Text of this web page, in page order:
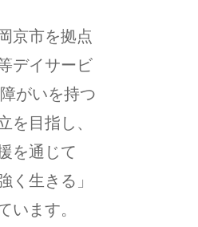
京市を拠点
デイサービ
がいを持つ
を目指し、
を通じて
く生きる」
います。